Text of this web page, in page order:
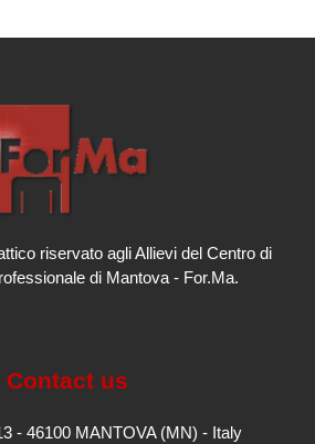
riservato agli Allievi del Centro di
di Mantova - For.Ma.
Contact us
- 46100 MANTOVA (MN) - Italy